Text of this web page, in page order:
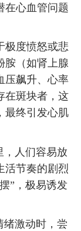
在心血管问题
极度愤怒或悲
胺（如肾上腺
压飙升、心率
在斑块者，这
最终引发心肌
，人们容易放
活节奏的剧烈
”，极易诱发
绪激动时，尝